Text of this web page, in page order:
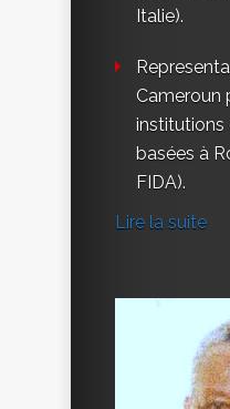
Italie).
Cameroun
institutions
basées à
FIDA).
Lire la suite